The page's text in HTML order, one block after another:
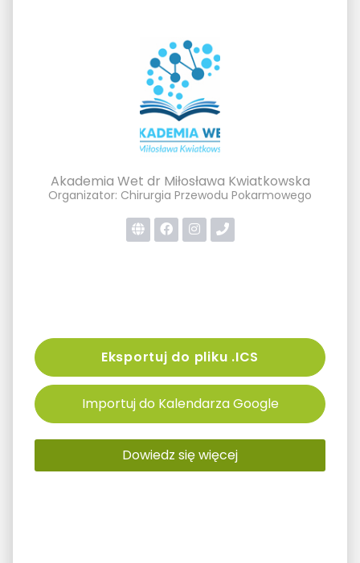
Akademia Wet dr Miłosława Kwiatkowska
Organizator: Chirurgia Przewodu Pokarmowego
Eksportuj do pliku .ICS
Importuj do Kalendarza Google
Dowiedz się więcej